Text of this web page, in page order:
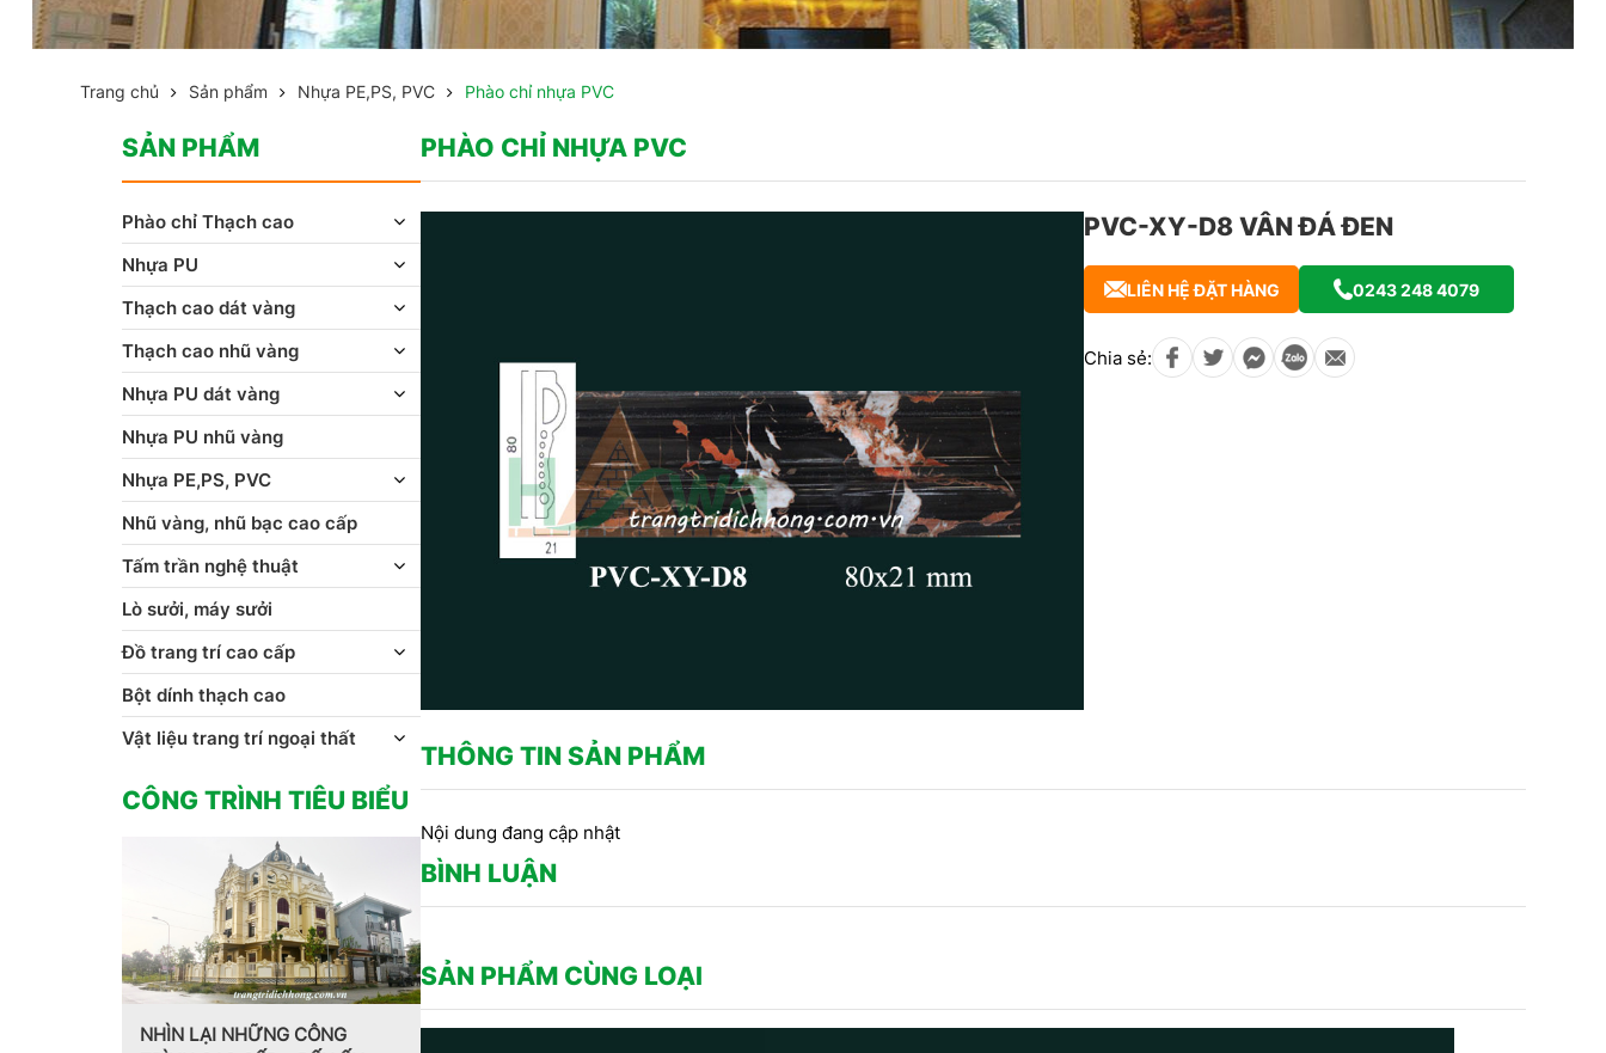
Trang chủ Sản phẩm Nhựa PE,PS, PVC Phào chỉ nhựa PVC
PHÀO CHỈ NHỰA PVC
PVC-XY-D8 VÂN ĐÁ ĐEN
LIÊN HỆ ĐẶT HÀNG 0243 248 4079
Chia sẻ:
THÔNG TIN SẢN PHẨM
Nội dung đang cập nhật
BÌNH LUẬN
SẢN PHẨM CÙNG LOẠI
SẢN PHẨM
Phào chỉ Thạch cao
Nhựa PU
Thạch cao dát vàng
Thạch cao nhũ vàng
Nhựa PU dát vàng
Nhựa PU nhũ vàng
Nhựa PE,PS, PVC
Nhũ vàng, nhũ bạc cao cấp
Tấm trần nghệ thuật
Lò sưởi, máy sưởi
Đồ trang trí cao cấp
Bột dính thạch cao
Vật liệu trang trí ngoại thất
CÔNG TRÌNH TIÊU BIỂU
NHÌN LẠI NHỮNG CÔNG